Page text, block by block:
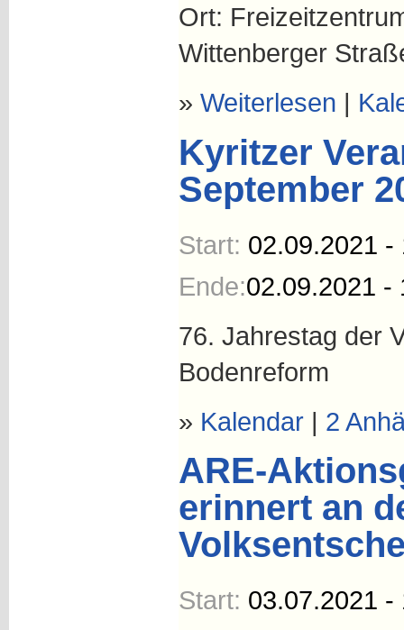
Ort:
Wittenberger
» Weiterlesen |
Kyritzer
September
Start: 02.09.2021 -
Ende:02.09.2021 -
76. Jahrestag der
Bodenreform
» Kalendar| 2
ARE-
erinnert an
Start: 03.07.2021 -